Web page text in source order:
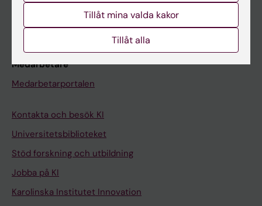
Kurs- och programwebbar
Student på KI
Medarbetare
Medarbetarportalen
Kontakta och besök KI
Universitetsbiblioteket
Stöd forskning och utbildning
Jobba på KI
Karolinska Institutet Innovation
Tillåt mina valda kakor
Tillåt alla